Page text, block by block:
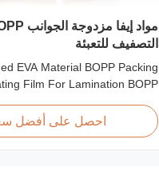
التصفيف للتعبئة
EVA Material BOPP Packing
Film For Lamination BOPP
of printing, especially offset
is composited of BOPP + EVA.
احصل على أفضل